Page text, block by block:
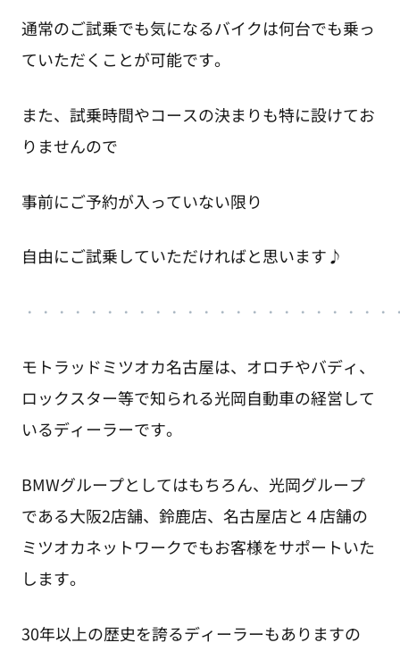
通常のご試乗でも気になるバイクは何台でも乗っ
ていただくことが可能です。
また、試乗時間やコースの決まりも特に設けてお
りませんので
事前にご予約が入っていない限り
自由にご試乗していただければと思います♪
・・・・・・・・・・・・・・・・・・・・・・
モトラッドミツオカ名古屋は、オロチやバディ、
ロックスター等で知られる光岡自動車の経営して
いるディーラーです。
BMWグループとしてはもちろん、光岡グループ
である大阪2店舗、鈴鹿店、名古屋店と４店舗の
ミツオカネットワークでもお客様をサポートいた
します。
30年以上の歴史を誇るディーラーもありますの